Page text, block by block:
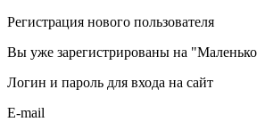
Регистрация нового пользователя
Вы уже зарегистрированы на
Логин и пароль для входа на сайт
E-mail